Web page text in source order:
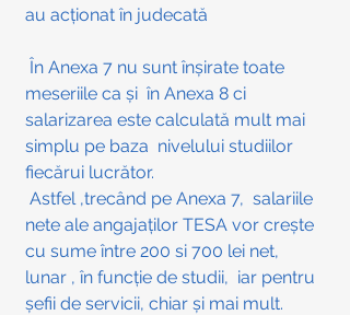
au acționat în judecată
meseriile ca și  în Anexa 8 ci
salarizarea este calculată mult mai
simplu pe baza  nivelului studiilor
fiecărui lucrător.
nete ale angajaților TESA vor crește
cu sume între 200 si 700 lei net,
lunar , în funcție de studii,  iar pentru
șefii de servicii, chiar și mai mult.